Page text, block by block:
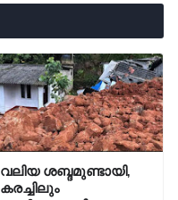
വലിയ ശബ്ദമുണ്ടായി,
കരച്ചിലും